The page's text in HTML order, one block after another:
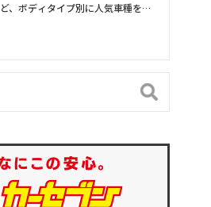
ど、ボディタイプ別に人気車種を専